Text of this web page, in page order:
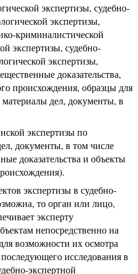
экспертизы, судебно-
экспертизы,
криминалистической
экспертизы, судебно-
экспертизы,
доказательства,
происхождения, образцы для
материалы дел, документы, в
экспертизы по
документы, в том числе
доказательства и объекты
экспертизы в судебно-
то орган или лицо,
эксперту
непосредственно на
возможности их осмотра
исследования в
экспертной